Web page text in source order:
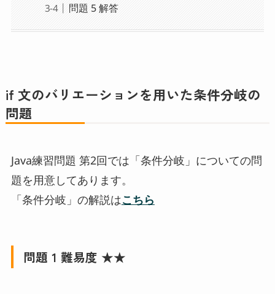
問題 5 解答
if 文のバリエーションを用いた条件分岐の
問題
Java練習問題 第2回では「条件分岐」についての問
題を用意してあります。
「条件分岐」の解説はこちら
問題 1 難易度 ★★